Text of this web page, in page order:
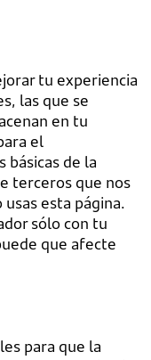
tu experiencia
las que se
en tu
el
de la
terceros que nos
esta página.
sólo con tu
que afecte
para que la